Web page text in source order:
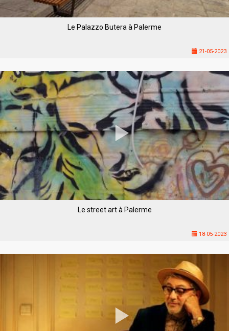
Le Palazzo Butera à Palerme
21-05-2023
Le street art à Palerme
18-05-2023